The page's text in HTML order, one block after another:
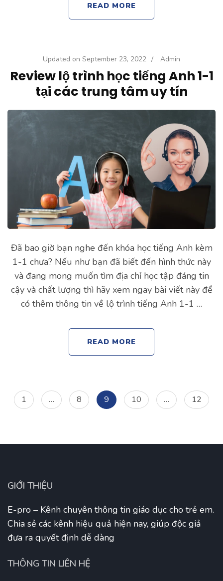
READ MORE
Updated on September 23, 2022 / Admin
Review lộ trình học tiếng Anh 1-1
tại các trung tâm uy tín
Đã bao giờ bạn nghe đến khóa học tiếng Anh kèm
1-1 chưa? Nếu như bạn đã biết đến hình thức này
và đang mong muốn tìm địa chỉ học tập đáng tin
cậy và chất lượng thì hãy xem ngay bài viết này để
có thêm thông tin về lộ trình tiếng Anh 1-1 …
READ MORE
Posts
Page
1 … Page
8 Page
9 Page
10 … Page
12
GIỚI THIỆU
E-pro – Kênh chuyên thông tin giáo dục cho trẻ em.
Chia sẻ các kênh hiệu quả hiện nay, giúp độc giả
đưa ra quyết định dễ dàng
THÔNG TIN LIÊN HỆ